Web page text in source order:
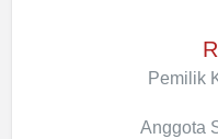
Pemilik
Anggota